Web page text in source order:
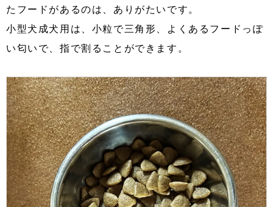
たフードがあるのは、ありがたいです。
小型犬成犬用は、小粒で三角形、よくあるフードっぽ
い匂いで、指で割ることができます。